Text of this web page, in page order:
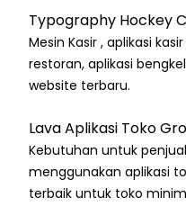
Typography Hockey
Mesin Kasir , aplikasi
restoran, aplikasi
website terbaru.
Lava Aplikasi Toko
Kebutuhan untuk
menggunakan aplikasi
terbaik untuk toko